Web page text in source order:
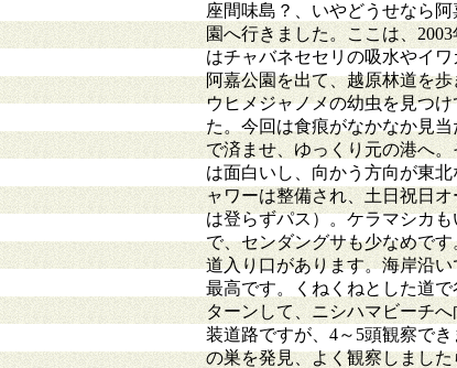
座間味島？、いやどうせなら
園へ行きました。ここは、
はチャバネセセリの吸水やイ
阿嘉公園を出て、越原林道を
ウヒメジャノメの幼虫を見つ
た。今回は食痕がなかなか見
で済ませ、ゆっくり元の港へ
は面白いし、向かう方向が東
ャワーは整備され、土日祝日
は登らずパス）。ケラマシカ
で、センダングサも少なめで
道入り口があります。海岸沿
最高です。くねくねとした道
ターンして、ニシハマビーチ
装道路ですが、4～5頭観察で
の巣を発見、よく観察しまし